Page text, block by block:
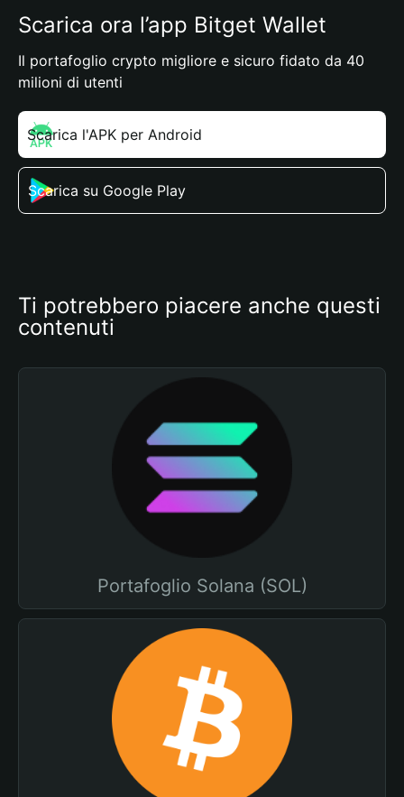
Scarica ora l’app Bitget Wallet
Il portafoglio crypto migliore e sicuro fidato da 40
milioni di utenti
Scarica l'APK per Android
Scarica su Google Play
Ti potrebbero piacere anche questi
contenuti
Portafoglio Solana (SOL)